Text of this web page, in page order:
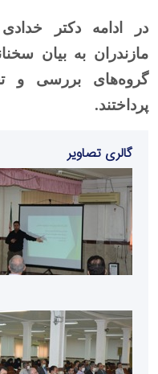
در ادامه دکتر
مازندران به بیان
گروه‌های بررسی و
پرداختند.
گالری تصاویر